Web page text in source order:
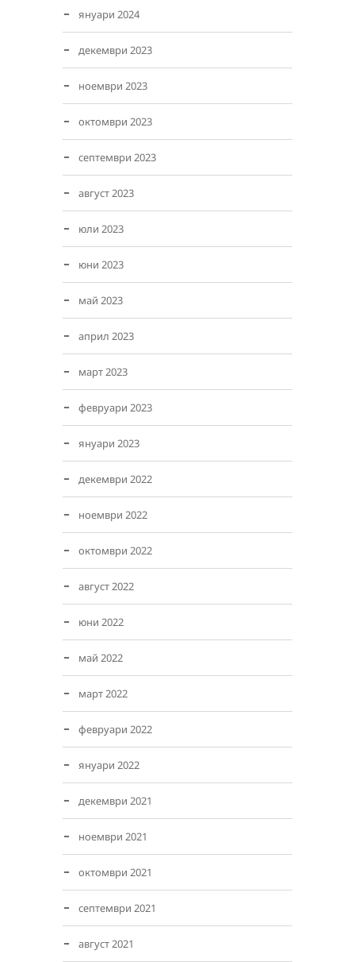
януари 2024
декември 2023
ноември 2023
октомври 2023
септември 2023
август 2023
юли 2023
юни 2023
май 2023
април 2023
март 2023
февруари 2023
януари 2023
декември 2022
ноември 2022
октомври 2022
август 2022
юни 2022
май 2022
март 2022
февруари 2022
януари 2022
декември 2021
ноември 2021
октомври 2021
септември 2021
август 2021